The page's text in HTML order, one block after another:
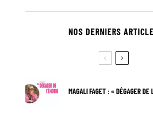
NOS DERNIERS
MAGALI FAGET : « DÉGAGER DE